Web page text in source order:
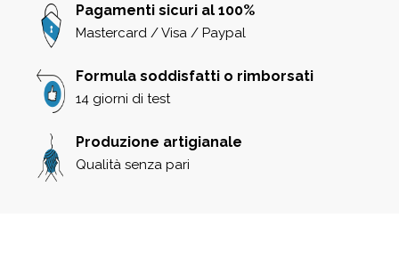
Pagamenti sicuri al 100%
Mastercard / Visa / Paypal
Formula soddisfatti o rimborsati
14 giorni di test
Produzione artigianale
Qualità senza pari